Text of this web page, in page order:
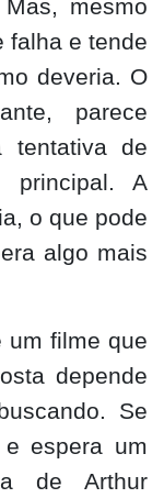
mesmo
falha e tende
deveria. O
parece
tentativa de
principal. A
o que pode
algo mais
um filme que
depende
Se
espera um
de Arthur